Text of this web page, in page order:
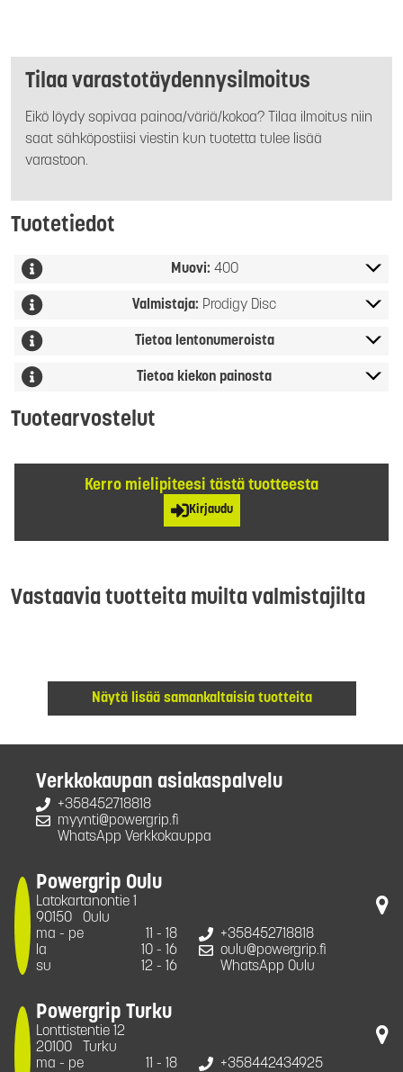
Tilaa varastotäydennysilmoitus
Eikö löydy sopivaa painoa/väriä/kokoa? Tilaa ilmoitus niin
saat sähköpostiisi viestin kun tuotetta tulee lisää
varastoon.
Tuotetiedot
Muovi: 400
Valmistaja: Prodigy Disc
Tietoa lentonumeroista
Tietoa kiekon painosta
Tuotearvostelut
Kerro mielipiteesi tästä tuotteesta
Kirjaudu
Vastaavia tuotteita muilta valmistajilta
Näytä lisää samankaltaisia tuotteita
Verkkokaupan asiakaspalvelu
+358452718818
myynti@powergrip.fi
WhatsApp Verkkokauppa
Powergrip Oulu
Latokartanontie 1
90150
Oulu
ma - pe
11 - 18
la
10 - 16
su
12 - 16
+358452718818
oulu@powergrip.fi
WhatsApp Oulu
Powergrip Turku
Lonttistentie 12
20100
Turku
ma - pe
11 - 18
+358442434925